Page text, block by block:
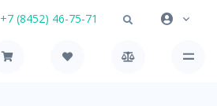
+7 (8452) 46-75-71